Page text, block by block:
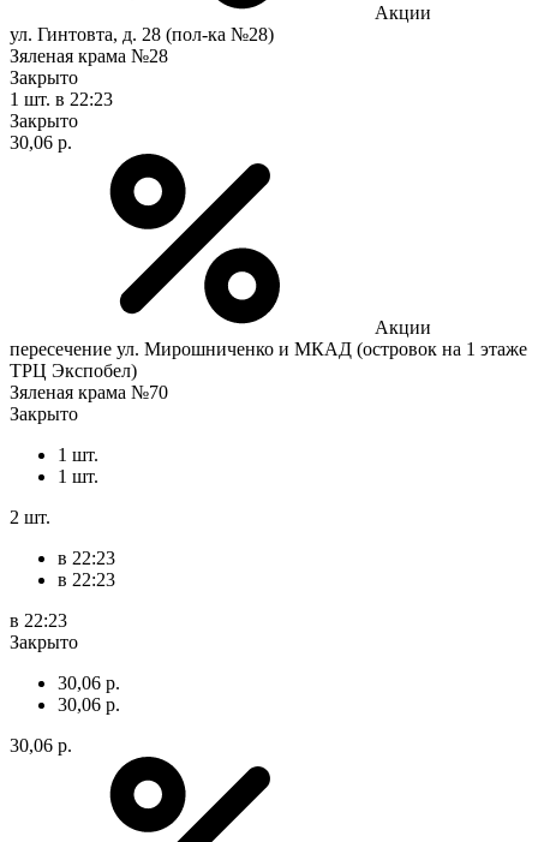
Акции
ул. Гинтовта, д. 28 (пол-ка №28)
Зяленая крама №28
Закрыто
1 шт. в 22:23
Закрыто
30,06 р.
Акции
пересечение ул. Мирошниченко и МКАД (островок на 1 этаже
ТРЦ Экспобел)
Зяленая крама №70
Закрыто
1 шт.
1 шт.
2 шт.
в 22:23
в 22:23
в 22:23
Закрыто
30,06 р.
30,06 р.
30,06 р.